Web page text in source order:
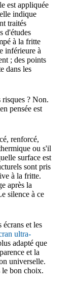
est appliquée
indique
traités
d'études
à la fritte
inférieure à
; des points
dans les
? Non.
pensée est
renforcé,
ou s'il
surface est
sont pris
à la fritte.
après la
silence à ce
écrans et les
ultra-
adapté que
et la
universelle.
le bon choix.